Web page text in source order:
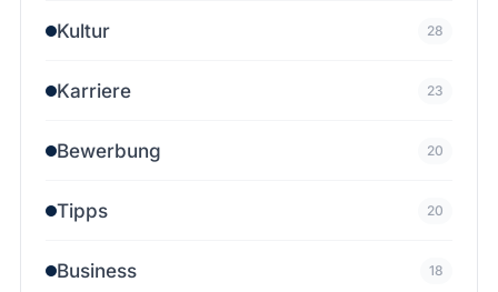
Kultur 28
Karriere 23
Bewerbung 20
Tipps 20
Business 18